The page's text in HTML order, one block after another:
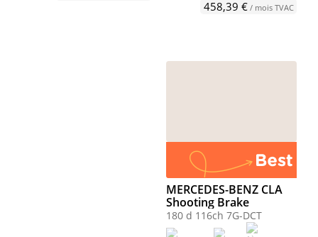
458,39 €/ mois TVAC
MERCEDES-BENZ CLA
Shooting Brake
180 d 116ch 7G-DCT